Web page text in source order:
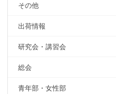
その他
出荷情報
研究会・講習会
総会
青年部・女性部